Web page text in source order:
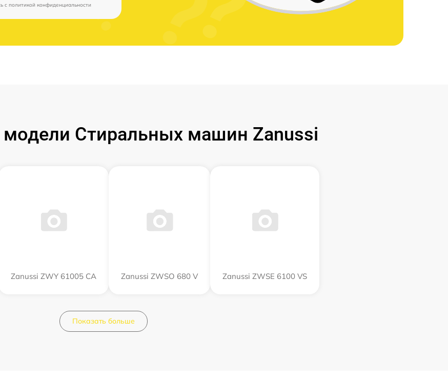
c политикой конфиденциальности
Стиральных машин Zanussi
Zanussi ZWY 61005 CA Zanussi ZWSO 680 V Zanussi ZWSE 6100 VS
Показать больше